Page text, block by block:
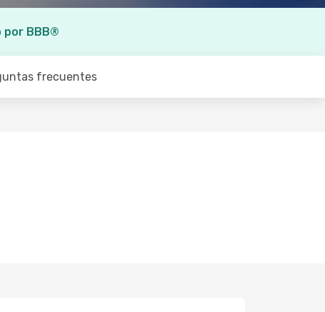
por BBB®
frecuentes